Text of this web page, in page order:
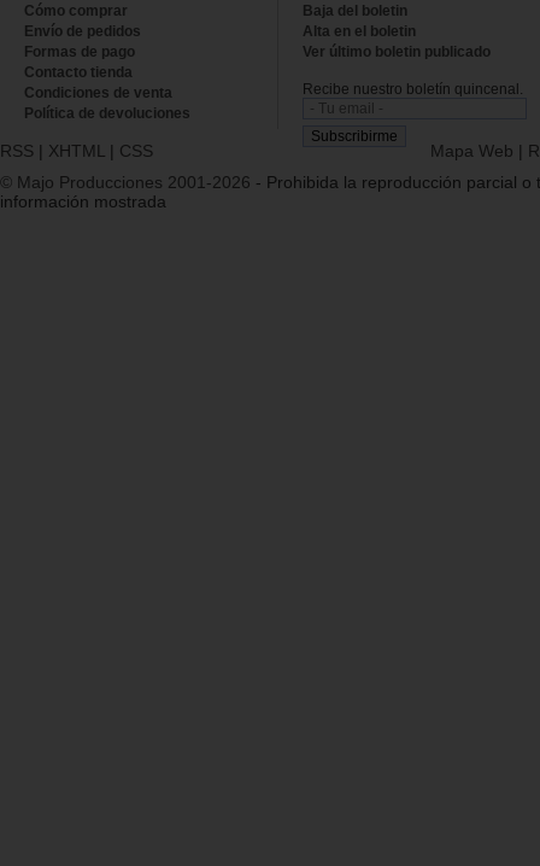
Cómo comprar
Envío de pedidos
Formas de pago
Contacto tienda
Condiciones de venta
Política de devoluciones
Baja del boletin
Alta en el boletin
Ver último boletin publicado
Recibe nuestro boletín quincenal.
RSS | XHTML | CSS Mapa Web |
© Majo Producciones 2001-2026 - Prohibida la reproducción parcial o
información mostrada